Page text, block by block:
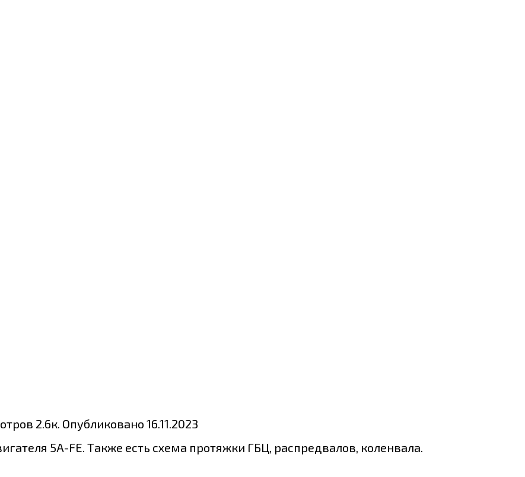
2.6к. Опубликовано 16.11.2023
5A-FE. Также есть схема протяжки ГБЦ, распредвалов, коленвала.